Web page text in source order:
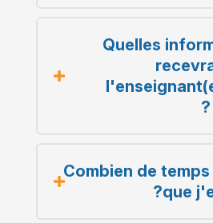
Quelles
Combien de
que